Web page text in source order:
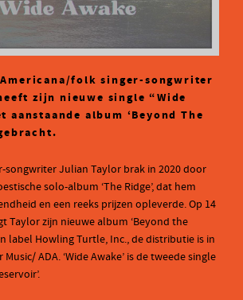
folk singer-songwriter
zijn nieuwe single “Wide
aanstaande album ‘Beyond The
songwriter Julian Taylor brak in 2020 door
solo-album ‘The Ridge’, dat hem
en een reeks prijzen opleverde. Op 14
Taylor zijn nieuwe album ‘Beyond the
label Howling Turtle, Inc., de distributie is in
ADA. ‘Wide Awake’ is de tweede single